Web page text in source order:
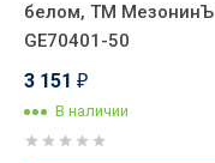
белом, ТМ МезонинЪ
GE70401-50
3 151 ₽
В наличии